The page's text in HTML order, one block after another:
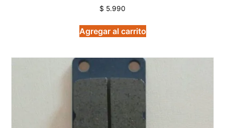
$ 5.990
Agregar al carrito